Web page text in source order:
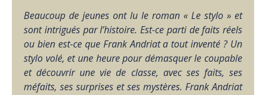
Beaucoup de jeunes ont lu le roman « Le stylo » et
sont intrigués par l’histoire. Est-ce parti de faits réels
ou bien est-ce que Frank Andriat a tout inventé ? Un
stylo volé, et une heure pour démasquer le coupable
et découvrir une vie de classe, avec ses faits, ses
méfaits, ses surprises et ses mystères. Frank Andriat